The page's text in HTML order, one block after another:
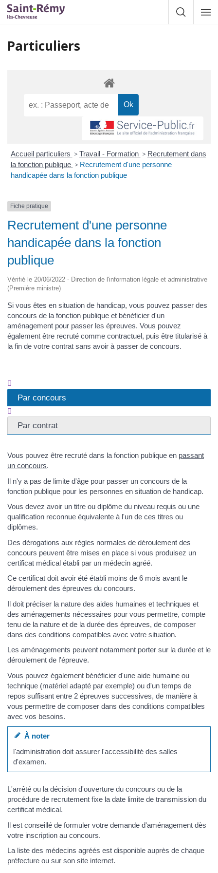
Gestion des traceurs
Afficher la
Particuliers
Accueil particuliers > Travail - Formation > Recrutement dans
la fonction publique > Recrutement d'une personne
handicapée dans la fonction publique
Fiche pratique
Recrutement d'une personne
handicapée dans la fonction
publique
Vérifié le 20/06/2022 - Direction de l'information légale et administrative
(Première ministre)
Si vous êtes en situation de handicap, vous pouvez passer des
concours de la fonction publique et bénéficier d'un
aménagement pour passer les épreuves. Vous pouvez
également être recruté comme contractuel, puis être titularisé à
la fin de votre contrat sans avoir à passer de concours.
Par concours
Par contrat
Vous pouvez être recruté dans la fonction publique en passant
un concours.
Il n'y a pas de limite d'âge pour passer un concours de la
fonction publique pour les personnes en situation de handicap.
Vous devez avoir un titre ou diplôme du niveau requis ou une
qualification reconnue équivalente à l'un de ces titres ou
diplômes.
Des dérogations aux règles normales de déroulement des
concours peuvent être mises en place si vous produisez un
certificat médical établi par un médecin agréé.
Ce certificat doit avoir été établi moins de 6 mois avant le
déroulement des épreuves du concours.
Il doit préciser la nature des aides humaines et techniques et
des aménagements nécessaires pour vous permettre, compte
tenu de la nature et de la durée des épreuves, de composer
dans des conditions compatibles avec votre situation.
Les aménagements peuvent notamment porter sur la durée et le
déroulement de l'épreuve.
Vous pouvez également bénéficier d'une aide humaine ou
technique (matériel adapté par exemple) ou d'un temps de
repos suffisant entre 2 épreuves successives, de manière à
vous permettre de composer dans des conditions compatibles
avec vos besoins.
À noter
l'administration doit assurer l'accessibilité des salles
d'examen.
L'arrêté ou la décision d'ouverture du concours ou de la
procédure de recrutement fixe la date limite de transmission du
certificat médical.
Il est conseillé de formuler votre demande d'aménagement dès
votre inscription au concours.
La liste des médecins agréés est disponible auprès de chaque
préfecture ou sur son site internet.